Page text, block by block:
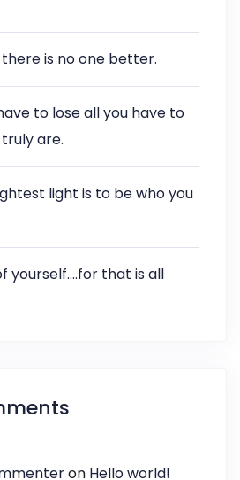
is no one better.
to lose all you have to
are.
light is to be who you
yourself….for that is all
on Hello world!